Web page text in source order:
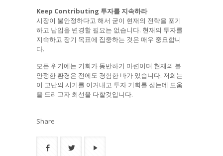
Keep Contributing 투자를 지속하라
시장이 불안정하다고 해서 굳이 현재의 전략을 포기
하고 납입을 변경할 필요는 없습니다. 현재의 투자를
지속하고 장기 목표에 집중하는 것은 매우 중요합니
다.
모든 위기에는 기회가 동반하기 마련이며 현재의 불
안정한 환경은 전에도 경험한 바가 있습니다. 저희는
이 고난의 시기를 이겨내고 투자 기회를 잡는데 도움
을 드리고자 최선을 다할것입니다.
Share